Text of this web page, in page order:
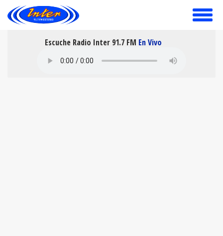
toggle
Escuche Radio Inter 91.7 FM En Vivo